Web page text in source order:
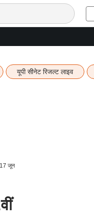
यूपी सीनेट रिजल्ट लाइव
जून